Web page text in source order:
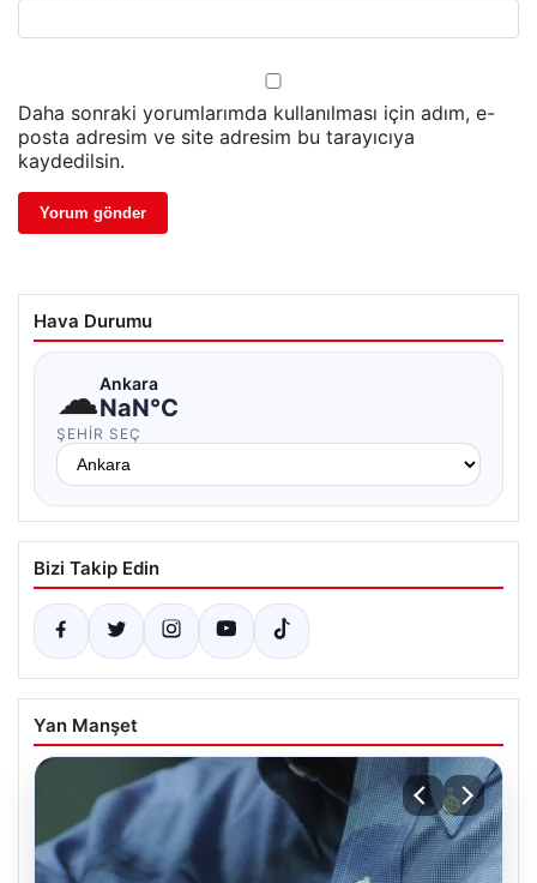
Daha sonraki yorumlarımda kullanılması için adım, e-
posta adresim ve site adresim bu tarayıcıya
kaydedilsin.
Hava Durumu
☁Ankara
NaN°C
ŞEHIR SEÇ
Bizi Takip Edin
Yan Manşet